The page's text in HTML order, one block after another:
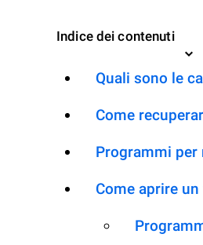
Indice dei contenuti
Quali sono le
Come
Programmi per
Come aprire un